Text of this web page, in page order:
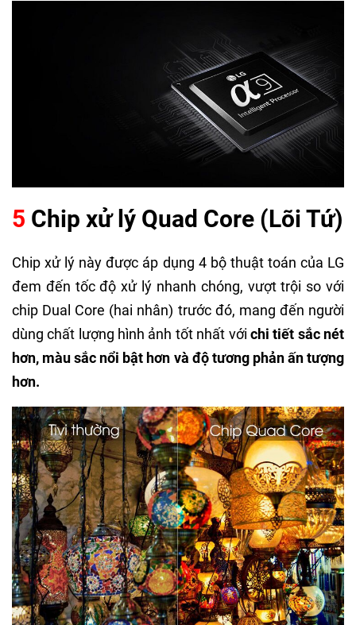
5 Chip xử lý Quad Core (Lõi Tứ)
Chip xử lý này được áp dụng 4 bộ thuật toán của LG
đem đến tốc độ xử lý nhanh chóng, vượt trội so với
chip Dual Core (hai nhân) trước đó, mang đến người
dùng chất lượng hình ảnh tốt nhất với chi tiết sắc nét
hơn, màu sắc nổi bật hơn và độ tương phản ấn tượng
hơn.